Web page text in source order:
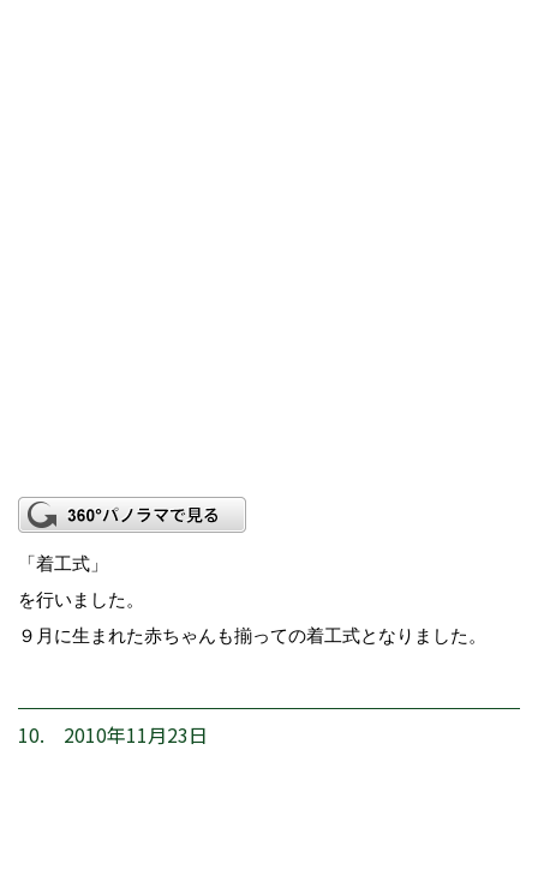
「着工式」
を行いました。
９月に生まれた赤ちゃんも揃っての着工式となりました。
10. 2010年11月23日